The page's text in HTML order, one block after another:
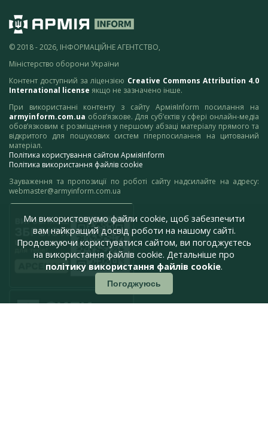
© 2018 - 2026, ІНФОРМАЦІЙНЕ АГЕНТСТВО,
Міністерство оборони України
Контент доступний за ліцензією Creative Commons Attribution 4.0
International license якщо не зазначено інше.
При використанні контенту з сайту АрміяInform посилання на
armyinform.com.ua обов’язкове. Для суб’єктів у сфері онлайн-медіа
обов’язковим є розміщення у першому абзаці матеріалу прямого та
відкритого для пошукових систем гіперпосилання на цитований
матеріал.
Політика користування сайтом АрміяInform
Політика використання файлів cookie
Зауваження та пропозиції по роботі сайту надсилайте на адресу:
webmaster@armyinform.com.ua
Ми використовуємо файли cookie, щоб забезпечити
вам найкращий досвід роботи на нашому сайті.
Продовжуючи користуватися сайтом, ви погоджуєтесь
на використання файлів cookie. Детальніше про
політику використання файлів cookie.
Погоджуюсь